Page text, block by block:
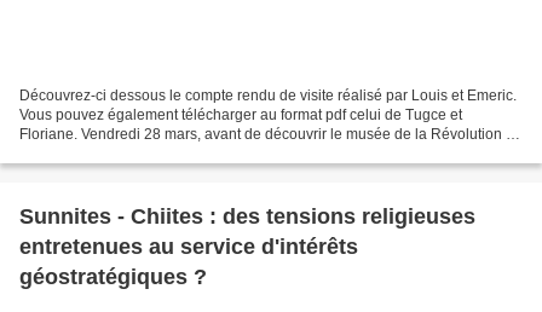
Découvrez-ci dessous le compte rendu de visite réalisé par Louis et Emeric.
Vous pouvez également télécharger au format pdf celui de Tugce et
Floriane. Vendredi 28 mars, avant de découvrir le musée de la Révolution à
Sunnites - Chiites : des tensions religieuses
entretenues au service d'intérêts
géostratégiques ?